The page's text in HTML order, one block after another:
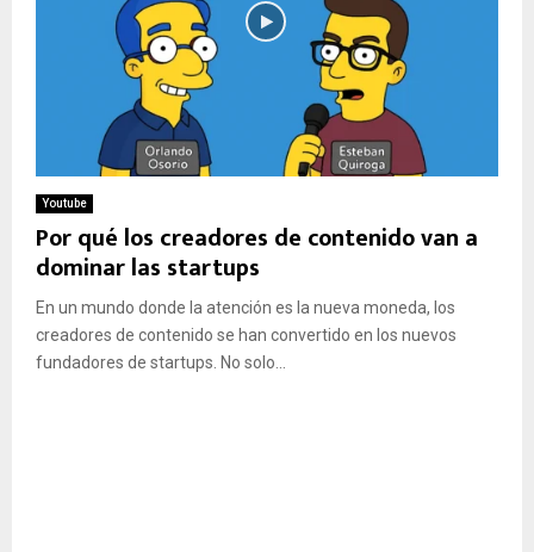
Youtube
Por qué los creadores de contenido van a
dominar las startups
En un mundo donde la atención es la nueva moneda, los
creadores de contenido se han convertido en los nuevos
fundadores de startups. No solo...